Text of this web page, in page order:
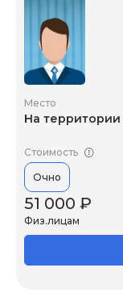
Место
На территории
Стоимость
Очно
51 000 ₽
Физ.лицам